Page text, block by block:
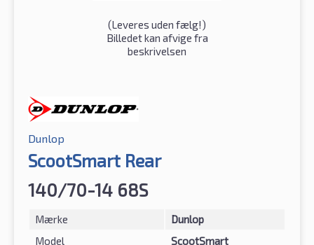
(Leveres uden fælg!)
Billedet kan afvige fra
beskrivelsen
Dunlop
ScootSmart Rear
140/70-14 68S
Mærke
Dunlop
Model
ScootSmart